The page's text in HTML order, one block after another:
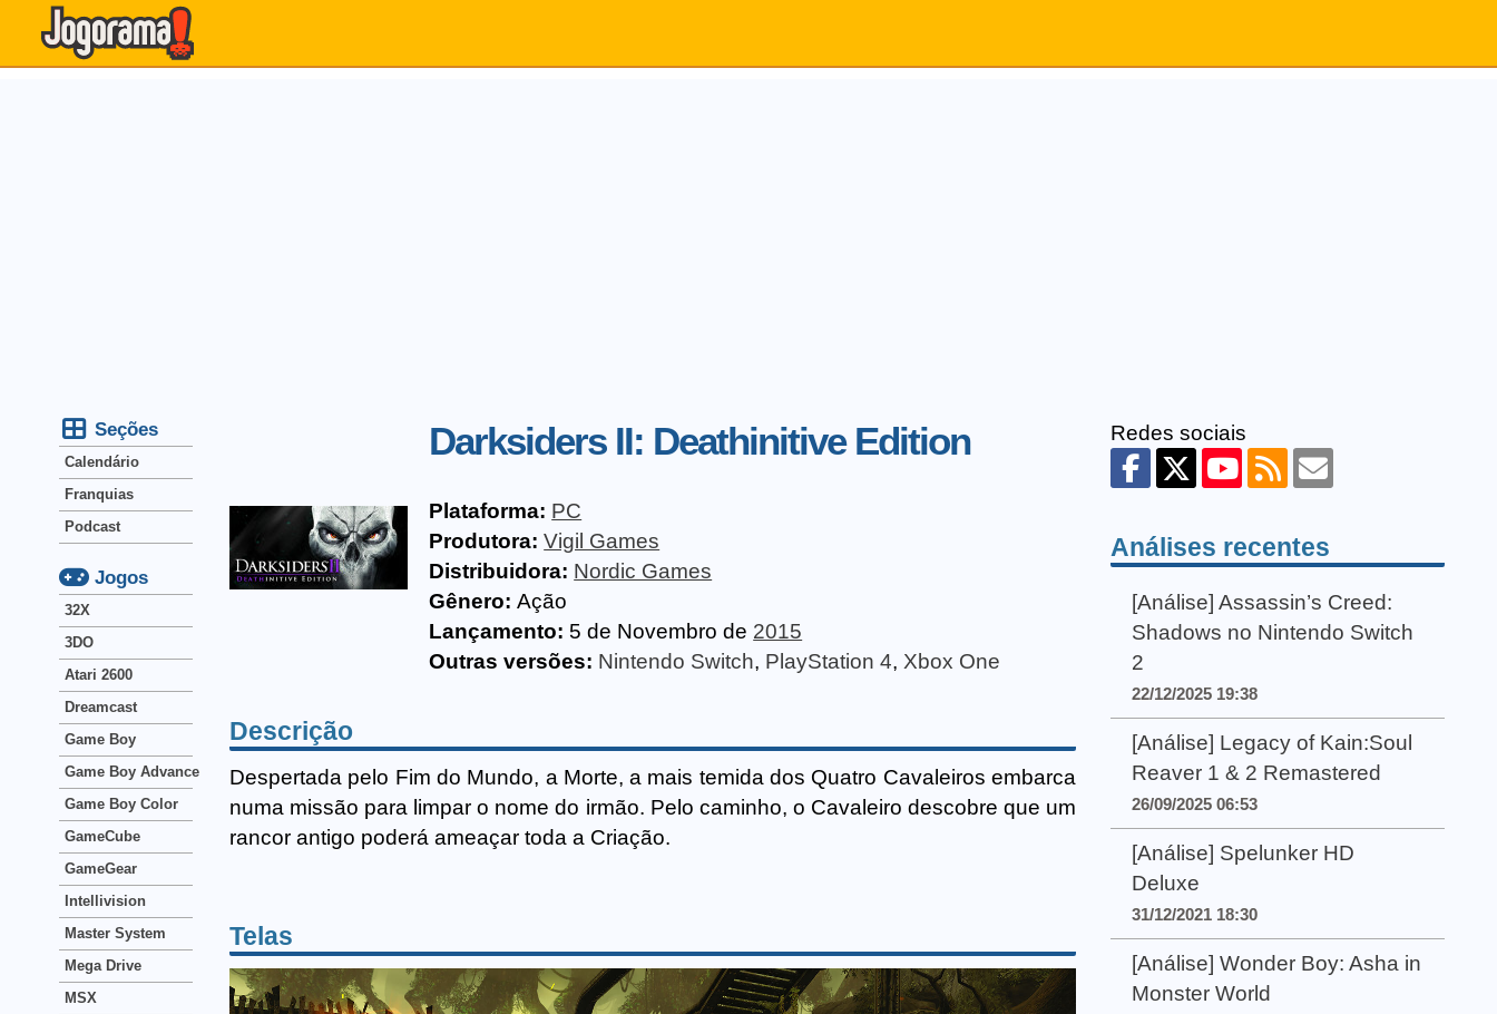
Darksiders II: Deathinitive Edition
Plataforma: PC
Produtora: Vigil Games
Distribuidora: Nordic Games
Gênero: Ação
Lançamento: 5 de Novembro de 2015
Outras versões: Nintendo Switch, PlayStation 4, Xbox One
Descrição
Despertada pelo Fim do Mundo, a Morte, a mais temida dos Quatro Cavaleiros embarca
numa missão para limpar o nome do irmão. Pelo caminho, o Cavaleiro descobre que um
rancor antigo poderá ameaçar toda a Criação.
Telas
Seções
Calendário
Franquias
Podcast
Jogos
32X
3DO
Atari 2600
Dreamcast
Game Boy
Game Boy Advance
Game Boy Color
GameCube
GameGear
Intellivision
Master System
Mega Drive
MSX
Redes sociais
Análises recentes
[Análise] Assassin’s Creed:
Shadows no Nintendo Switch
2
22/12/2025 19:38
[Análise] Legacy of Kain:Soul
Reaver 1 & 2 Remastered
26/09/2025 06:53
[Análise] Spelunker HD
Deluxe
31/12/2021 18:30
[Análise] Wonder Boy: Asha in
Monster World